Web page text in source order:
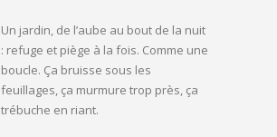
Un jardin, de l’aube au bout de la nuit
: refuge et piège à la fois. Comme une
boucle. Ça bruisse sous les
feuillages, ça murmure trop près, ça
trébuche en riant.